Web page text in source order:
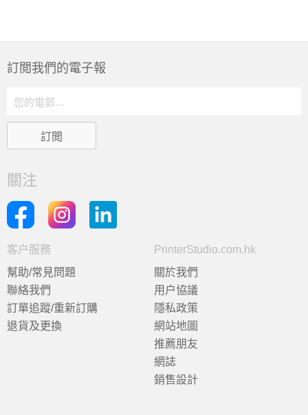
訂閲我們的電子報
關注
客户服務
幫助/常見問題
聯絡我們
訂單追蹤/重新訂購
退貨及更換
PrinterStudio.com.hk
關於我們
用户協議
隱私政策
網站地圖
推薦朋友
網誌
銷售設計